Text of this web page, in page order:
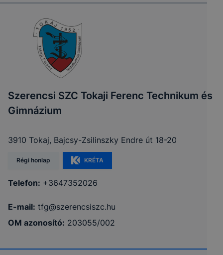
Szerencsi SZC Tokaji Ferenc Technikum és
Gimnázium
3910 Tokaj, Bajcsy-Zsilinszky Endre út 18-20
Régi honlap KRÉTA
Telefon: +3647352026
E-mail: tfg@szerencsiszc.hu
OM azonosító: 203055/002